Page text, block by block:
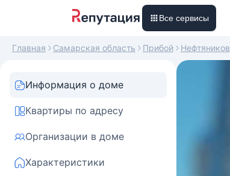
Все сервисы
Главная Самарская область Прибой Нефтяников
Информация о доме
Квартиры по адресу
Организации в доме
Характеристики